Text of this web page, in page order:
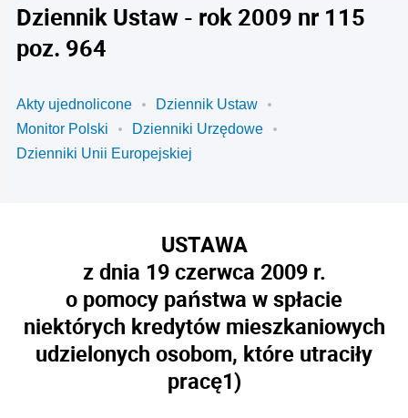
Dziennik Ustaw - rok 2009 nr 115
poz. 964
Akty ujednolicone
Dziennik Ustaw
Monitor Polski
Dzienniki Urzędowe
Dzienniki Unii Europejskiej
USTAWA
z dnia 19 czerwca 2009 r.
o pomocy państwa w spłacie
niektórych kredytów mieszkaniowych
udzielonych osobom, które utraciły
pracę1)